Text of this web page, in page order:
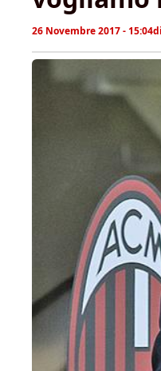
26 Novembre 2017 - 15:04di